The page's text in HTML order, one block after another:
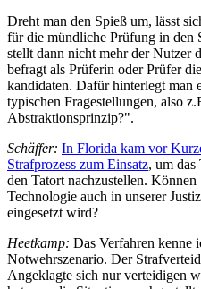
Dreht man den Spieß um, lässt
für die mündliche Prüfung in den
stellt dann nicht mehr der Nutzer
befragt als Prüferin oder Prüfer
kandidaten. Dafür hinterlegt man
typischen Fragestellungen, also
Abstraktionsprinzip?".
Schäffer: In Florida kam vor
Strafprozess zum Einsatz, um das
den Tatort nachzustellen.
Technologie auch in unserer
eingesetzt wird?
Heetkamp: Das Verfahren kenne
Notwehrszenario. Der
Angeklagte sich nur verteidigen